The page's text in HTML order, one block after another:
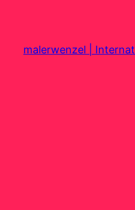
springen
malerwenzel |